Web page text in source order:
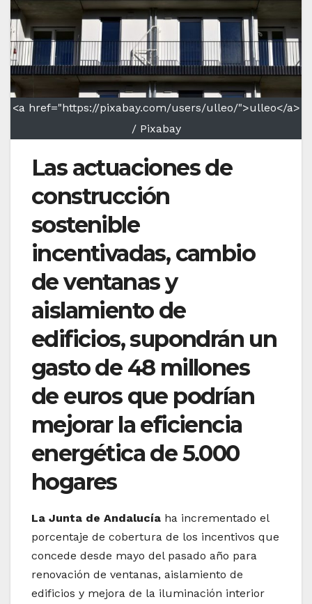
<a href="https://pixabay.com/users/ulleo/">ulleo</a>
/ Pixabay
Las actuaciones de
construcción
sostenible
incentivadas, cambio
de ventanas y
aislamiento de
edificios, supondrán un
gasto de 48 millones
de euros que podrían
mejorar la eficiencia
energética de 5.000
hogares
La Junta de Andalucía ha incrementado el
porcentaje de cobertura de los incentivos que
concede desde mayo del pasado año para
renovación de ventanas, aislamiento de
edificios y mejora de la iluminación interior